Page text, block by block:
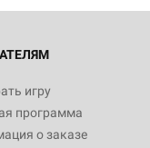
игру
программа
о заказе